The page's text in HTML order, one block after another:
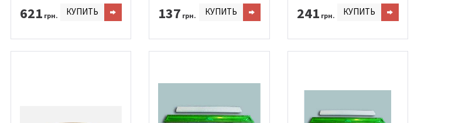
621 грн. КУПИТЬ 137 грн. КУПИТЬ 241 грн. КУПИТЬ